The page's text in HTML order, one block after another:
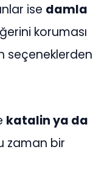
ise damla
koruması
seçeneklerden
katalin ya da
zaman bir